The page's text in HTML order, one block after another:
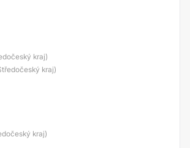
kraj)
kraj)
kraj)